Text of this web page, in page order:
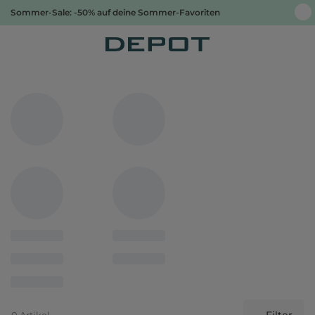
Sommer-Sale: -50% auf deine Sommer-Favoriten